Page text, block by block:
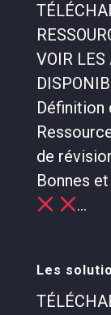
VOIR LES
Définition
de
Bonnes
...
Les